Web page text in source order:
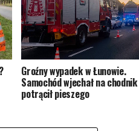
Groźny wypadek w Łunowie.
Samochód wjechał na
potrącił pieszego